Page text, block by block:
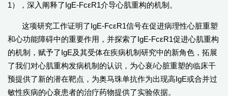
1），深入阐释了IgE-FcεR1介导心肌重构的机制。
这项研究工作证明了IgE-FcεR1信号在促进病理性心脏重塑
和心功能障碍中的重要作用，并探索了IgE-FcεR1促进心肌重构
的机制，赋予了IgE及其受体在疾病机制研究中的新角色，拓展
了我们对心肌重构发病机制的认识，为心衰/心脏重塑的临床干
预提供了新的潜在靶点，为奥马珠单抗作为出现高IgE或合并过
敏性疾病的心衰患者的治疗药物提供了实验依据。